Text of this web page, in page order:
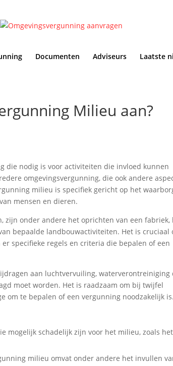
Documenten Adviseurs Laatste
Milieu aan?
die nodig is voor activiteiten die invloed kunnen
omgevingsvergunning, die ook andere
milieu is specifiek gericht op het
mensen en dieren.
zijn onder andere het oprichten van een fabriek,
bepaalde landbouwactiviteiten. Het is cruciaal
specifieke regels en criteria die bepalen of een
aan luchtvervuiling, waterverontreiniging
moet worden. Het is raadzaam om bij twijfel
om te bepalen of een vergunning noodzakelijk is.
mogelijk schadelijk zijn voor het milieu, zoals het
milieu omvat onder andere het invullen